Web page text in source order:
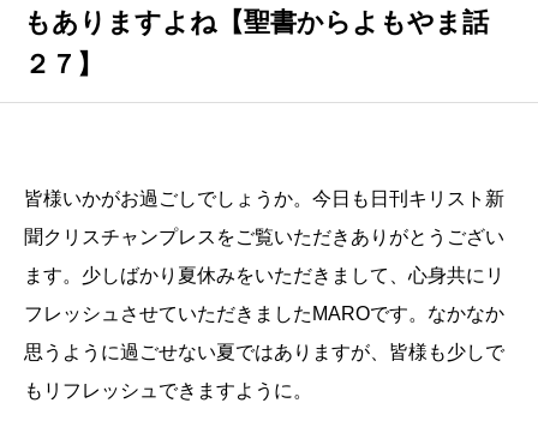
もありますよね【聖書からよもやま話
２７】
皆様いかがお過ごしでしょうか。今日も日刊キリスト新
聞クリスチャンプレスをご覧いただきありがとうござい
ます。少しばかり夏休みをいただきまして、心身共にリ
フレッシュさせていただきましたMAROです。なかなか
思うように過ごせない夏ではありますが、皆様も少しで
もリフレッシュできますように。